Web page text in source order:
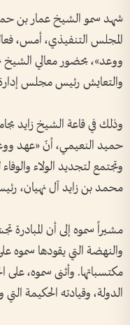
شهد سمو الشيخ عمار بن
المجلس التنفيذي، أمس،
ووعد»، بحضور معالي الشيخ
والتعايش رئيس مجلس
وذلك في قاعة الشيخ زايد
حميد النعيمي، أنّ «عهد
وتجتمع لتجديد الولاء
محمد بن زايد آل نهيان،
مشيراً سموه إلى أن المبادرة
والنهضة التي يقودها
مكتسباتها. وأثنى سموه،
الدولة، وقيادته الحكيمة